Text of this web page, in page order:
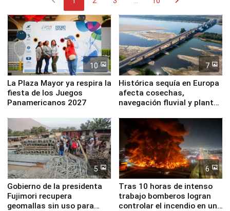
10
La Plaza Mayor ya respira la
fiesta de los Juegos
Panamericanos 2027
7
Histórica sequía en Europa
afecta cosechas,
navegación fluvial y plantas
5
Gobierno de la presidenta
Fujimori recupera
geomallas sin uso para
6
Tras 10 horas de intenso
trabajo bomberos logran
controlar el incendio en una